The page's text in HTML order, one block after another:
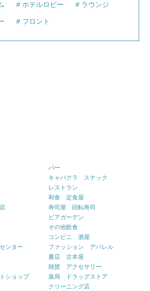
ホテルロビー ラウンジ
フロント
バー
キャバクラ スナック
レストラン
和食 定食屋
寿司屋 回転寿司
ビアガーデン
その他飲食
コンビニ 酒屋
ンター
ファッション アパレル
書店 古本屋
雑貨 アクセサリー
ショップ
薬局 ドラッグストア
クリーニング店